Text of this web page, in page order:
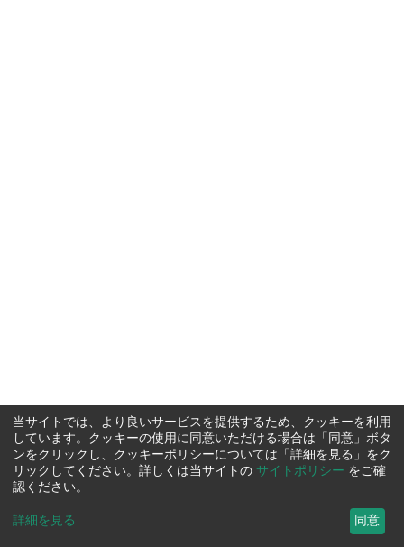
当サイトでは、より良いサービスを提供するため、クッキーを利用
しています。クッキーの使用に同意いただける場合は「同意」ボタ
ンをクリックし、クッキーポリシーについては「詳細を見る」をク
リックしてください。詳しくは当サイトの サイトポリシー をご確
認ください。
詳細を見る ... 同意